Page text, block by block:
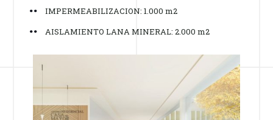
IMPERMEABILIZACION: 1.000 m2
AISLAMIENTO LANA MINERAL: 2.000 m2